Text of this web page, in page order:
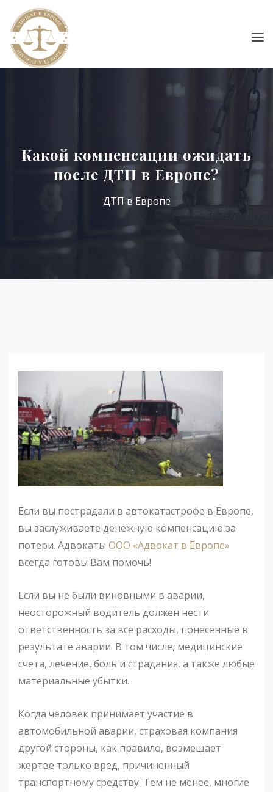
Какой компенсации ожидать
после ДТП в Европе?
ДТП в Европе
Если вы пострадали в автокатастрофе в Европе,
вы заслуживаете денежную компенсацию за
потери. Адвокаты ООО «Адвокат в Европе»
всегда готовы Вам помочь!
Если вы не были виновными в аварии,
неосторожный водитель должен нести
ответственность за все расходы, понесенные в
результате аварии. В том числе, медицинские
счета, лечение, боль и страдания, а также любые
материальные убытки.
Когда человек принимает участие в
автомобильной аварии, страховая компания
другой стороны, как правило, возмещает
жертве только вред, причиненный
транспортному средству. Тем не менее, многие